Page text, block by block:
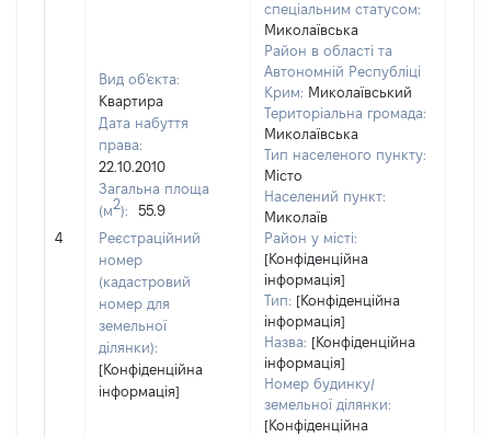
4
Вид об'єкта:
Квартира
Дата набуття
права:
22.10.2010
Загальна площа
(м2):
55.9
Реєстраційний
номер
(кадастровий
номер для
земельної
ділянки):
[Конфіденційна
інформація]
спеціальним статусом:
Миколаївська
Район в області та
Автономній Республіці
Крим: Миколаївський
Територіальна громада:
Миколаївська
Тип населеного пункту:
Місто
Населений пункт:
Миколаїв
Район у місті:
[Конфіденційна
інформація]
Тип: [Конфіденційна
інформація]
Назва: [Конфіденційна
інформація]
Номер будинку/
земельної ділянки:
[Конфіденційна